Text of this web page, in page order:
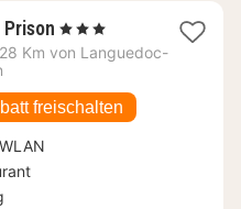
1
Nacht
€
, 3 Sterne
28 Km von Languedoc-
freischalten